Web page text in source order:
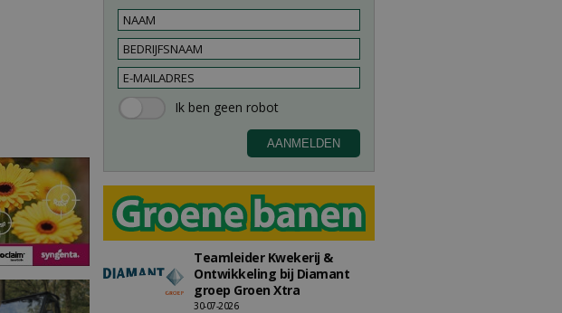
Teamleider Kwekerij &
Ontwikkeling bij Diamant
groep Groen Xtra
30-07-2026